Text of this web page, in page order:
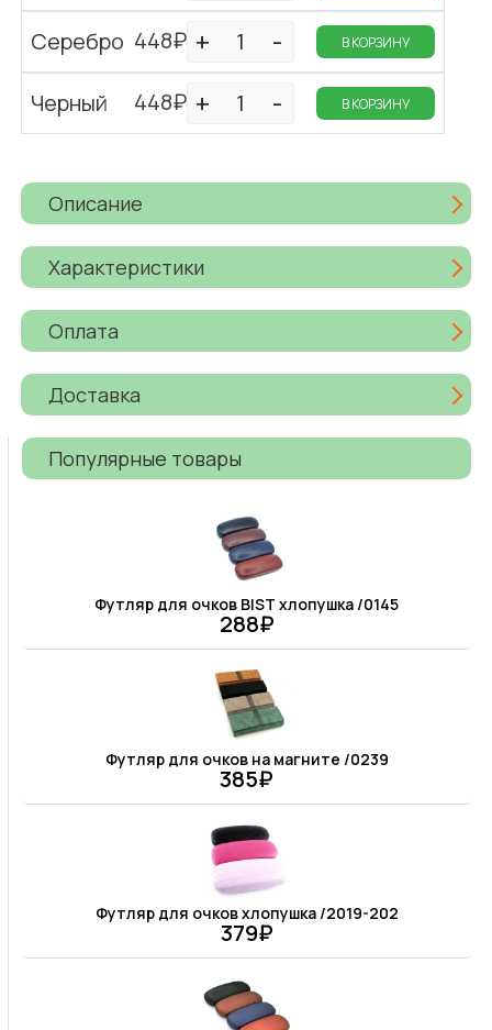
Серебро 448₽ В КОРЗИНУ
Черный 448₽ В КОРЗИНУ
Описание
Характеристики
Оплата
Доставка
Популярные товары
Футляр для очков BIST хлопушка /0145
288₽
Футляр для очков на магните /0239
385₽
Футляр для очков хлопушка /2019-202
379₽